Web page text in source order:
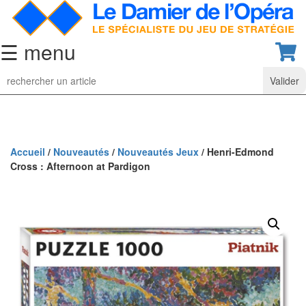
☰ menu
Jeu
d’Echecs
collection
Pièces
d’échecs
classiques
Coffrets
Accueil / Nouveautés / Nouveautés Jeux / Henri-Edmond
Cross : Afternoon at Pardigon